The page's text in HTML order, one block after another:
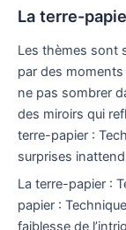
La terre-
Les thèmes sont
par des moments
ne pas sombrer
des miroirs qui
terre-papier :
surprises
La terre-papier :
papier :
faiblesse de